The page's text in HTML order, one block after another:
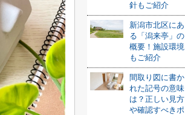
針もご紹介
新潟市北区にあ
る「潟来亭」の
概要！施設環境
もご紹介
間取り図に書か
れた記号の意味
は？正しい見方
や確認すべきポ